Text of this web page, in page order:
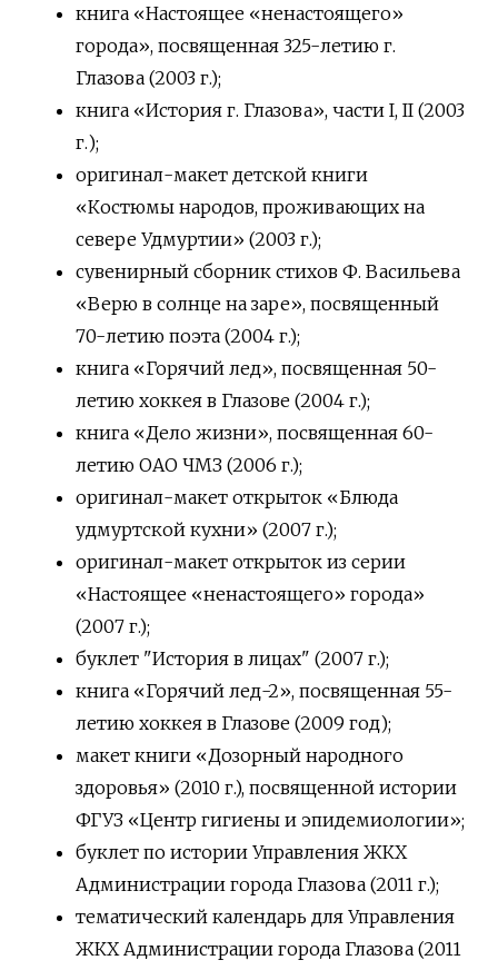
книга «Настоящее «ненастоящего»
города», посвященная 325-летию г.
Глазова (2003 г.);
книга «История г. Глазова», части I, II (2003
г.);
оригинал-макет детской книги
«Костюмы народов, проживающих на
севере Удмуртии» (2003 г.);
сувенирный сборник стихов Ф. Васильева
«Верю в солнце на заре», посвященный
70-летию поэта (2004 г.);
книга «Горячий лед», посвященная 50-
летию хоккея в Глазове (2004 г.);
книга «Дело жизни», посвященная 60-
летию ОАО ЧМЗ (2006 г.);
оригинал-макет открыток «Блюда
удмуртской кухни» (2007 г.);
оригинал-макет открыток из серии
«Настоящее «ненастоящего» города»
(2007 г.);
буклет "История в лицах" (2007 г.);
книга «Горячий лед-2», посвященная 55-
летию хоккея в Глазове (2009 год);
макет книги «Дозорный народного
здоровья» (2010 г.), посвященной истории
ФГУЗ «Центр гигиены и эпидемиологии»;
буклет по истории Управления ЖКХ
Администрации города Глазова (2011 г.);
тематический календарь для Управления
ЖКХ Администрации города Глазова (2011